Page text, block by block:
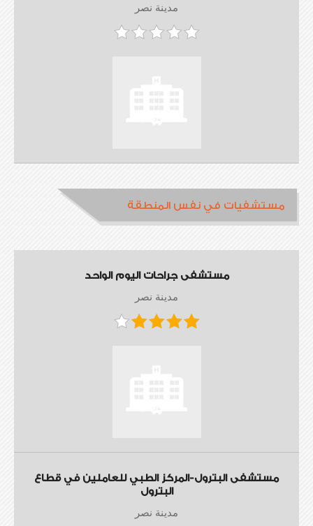
مدينة نصر
مستشفيات في نفس المنطقة
مستشفى جراحات اليوم الواحد
مدينة نصر
مستشفى البترول-المركز الطبي للعاملين في قطاع
البترول
مدينة نصر